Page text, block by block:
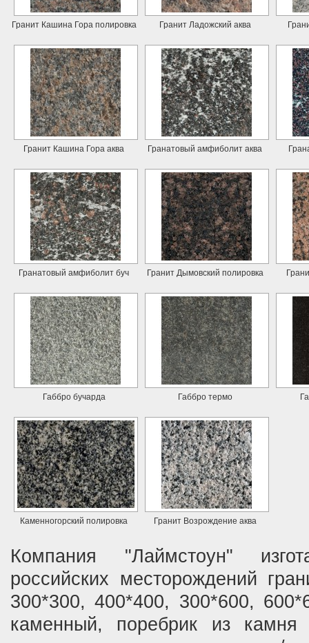
Гранит Кашина Гора полировка Гранит Ладожский аква
Гранит Кашина Гора аква Гранатовый амфиболит аква
Гранатовый амфиболит буч Гранит Дымовский полировка
Габбро бучарда Габбро термо
Каменногорский полировка Гранит Возрождение аква
Компания "Лаймстоун"
российских месторождений
300*300, 400*400, 300*600,
каменный, поребрик из